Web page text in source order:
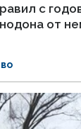
с
от